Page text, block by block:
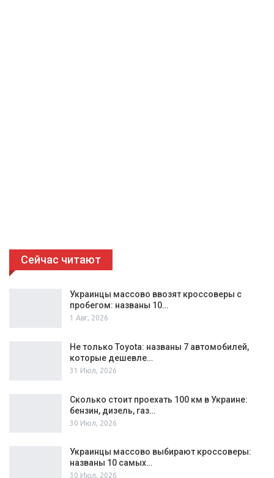
Сейчас читают
Украинцы массово ввозят кроссоверы с
пробегом: названы 10…
1 Авг, 2026
Не только Toyota: названы 7 автомобилей,
которые дешевле…
31 Июл, 2026
Сколько стоит проехать 100 км в Украине:
бензин, дизель, газ…
30 Июл, 2026
Украинцы массово выбирают кроссоверы:
названы 10 самых…
30 Июл, 2026